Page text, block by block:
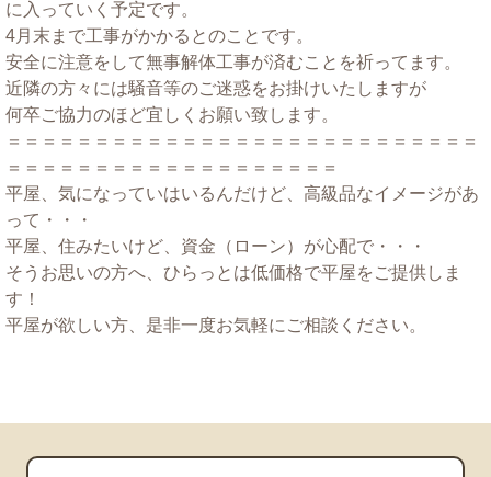
に入っていく予定です。
4月末まで工事がかかるとのことです。
安全に注意をして無事解体工事が済むことを祈ってます。
近隣の方々には騒音等のご迷惑をお掛けいたしますが
何卒ご協力のほど宜しくお願い致します。
＝＝＝＝＝＝＝＝＝＝＝＝＝＝＝＝＝＝＝＝＝＝＝＝＝＝＝
＝＝＝＝＝＝＝＝＝＝＝＝＝＝＝＝＝＝＝
平屋、気になっていはいるんだけど、高級品なイメージがあ
って・・・
平屋、住みたいけど、資金（ローン）が心配で・・・
そうお思いの方へ、ひらっとは低価格で平屋をご提供しま
す！
平屋が欲しい方、是非一度お気軽にご相談ください。